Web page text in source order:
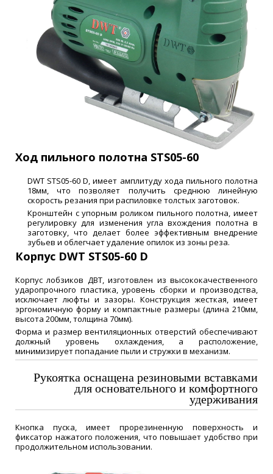
Ход пильного полотна STS05-60
DWT STS05-60 D, имеет амплитуду хода пильного полотна
18мм, что позволяет получить среднюю линейную
скорость резания при распиловке толстых заготовок.
Кронштейн с упорным роликом пильного полотна, имеет
регулировку для изменения угла вхождения полотна в
заготовку, что делает более эффективным внедрение
зубьев и облегчает удаление опилок из зоны реза.
Корпус DWT STS05-60 D
Корпус лобзиков ДВТ, изготовлен из высококачественного
ударопрочного пластика, уровень сборки и производства,
исключает люфты и зазоры. Конструкция жесткая, имеет
эргономичную форму и компактные размеры (длина 210мм,
высота 200мм, толщина 70мм).
Форма и размер вентиляционных отверстий обеспечивают
должный уровень охлаждения, а расположение,
минимизирует попадание пыли и стружки в механизм.
Рукоятка оснащена резиновыми вставками
для основательного и комфортного
удерживания
Кнопка пуска, имеет прорезиненную поверхность и
фиксатор нажатого положения, что повышает удобство при
продолжительном использовании.